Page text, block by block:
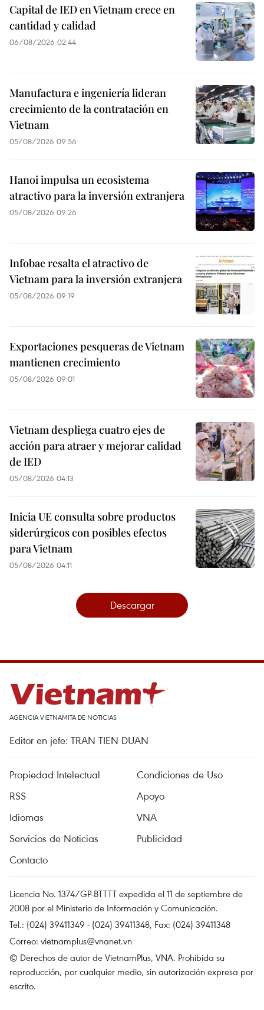
Capital de IED en Vietnam crece en
cantidad y calidad
06/08/2026 02:44
Manufactura e ingeniería lideran
crecimiento de la contratación en
Vietnam
05/08/2026 09:56
Hanoi impulsa un ecosistema
atractivo para la inversión extranjera
05/08/2026 09:26
Infobae resalta el atractivo de
Vietnam para la inversión extranjera
05/08/2026 09:19
Exportaciones pesqueras de Vietnam
mantienen crecimiento
05/08/2026 09:01
Vietnam despliega cuatro ejes de
acción para atraer y mejorar calidad
de IED
05/08/2026 04:13
Inicia UE consulta sobre productos
siderúrgicos con posibles efectos
para Vietnam
05/08/2026 04:11
Descargar
AGENCIA VIETNAMITA DE NOTICIAS
Editor en jefe: TRAN TIEN DUAN
Propiedad Intelectual
Condiciones de Uso
RSS
Apoyo
Idiomas
VNA
Servicios de Noticias
Publicidad
Contacto
Licencia No. 1374/GP-BTTTT expedida el 11 de septiembre de
2008 por el Ministerio de Información y Comunicación.
Tel.: (024) 39411349 - (024) 39411348, Fax: (024) 39411348
Correo: vietnamplus@vnanet.vn
© Derechos de autor de VietnamPlus, VNA. Prohibida su
reproducción, por cualquier medio, sin autorización expresa por
escrito.